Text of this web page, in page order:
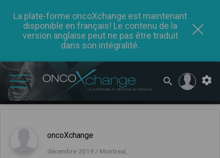
La plate-forme oncoXchange est maintenant
disponible en français! Le contenu de la
version anglaise peut ne pas être traduit
dans son intégralité.
oncoXchange
décembre 2019 / Montreal,